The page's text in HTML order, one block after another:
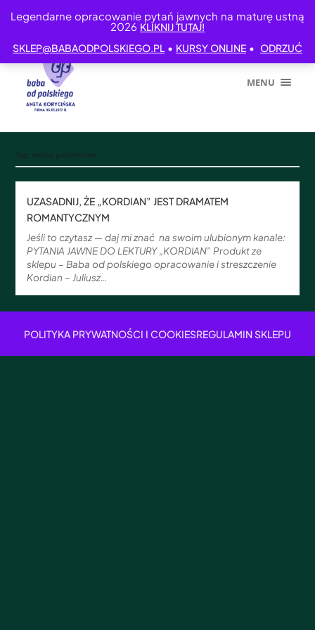
Legendarne opracowanie pytań jawnych na maturę ustną
2026 KLIKNIJ TUTAJ!
SKLEP@BABAODPOLSKIEGO.PL • KURSY ONLINE • ODRZUĆ
MENU
UZASADNIJ, ŻE „KORDIAN” JEST DRAMATEM
ROMANTYCZNYM
Jeśli to czytasz — daj mi znać na swoim ulubionym kanale:
PYTANIA JAWNE DO LEKTURY „KORDIAN” Produkt ze
sklepu – Baba od polskiego opracowanie i streszczenie
Kordian – Juliusz…
POLITYKA PRYWATNOŚCI I COOKIESREGULAMIN SKLEPU